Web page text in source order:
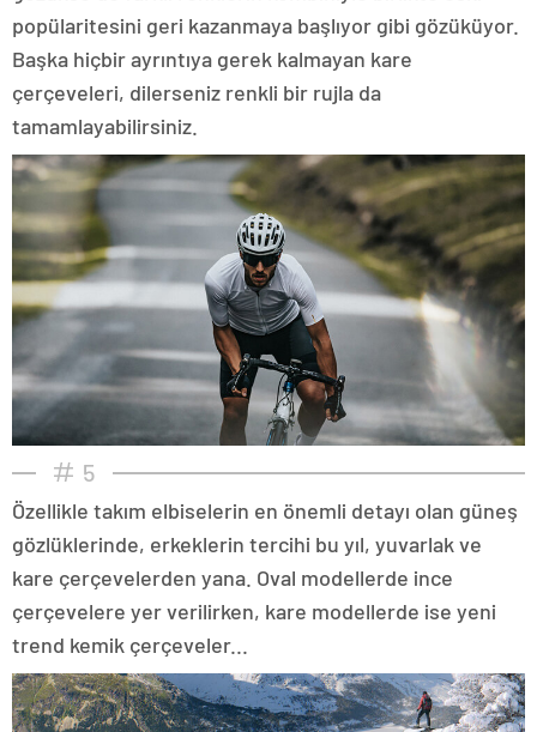
popülaritesini geri kazanmaya başlıyor gibi gözüküyor.
Başka hiçbir ayrıntıya gerek kalmayan kare
çerçeveleri, dilerseniz renkli bir rujla da
tamamlayabilirsiniz.
5
Özellikle takım elbiselerin en önemli detayı olan güneş
gözlüklerinde, erkeklerin tercihi bu yıl, yuvarlak ve
kare çerçevelerden yana. Oval modellerde ince
çerçevelere yer verilirken, kare modellerde ise yeni
trend kemik çerçeveler...